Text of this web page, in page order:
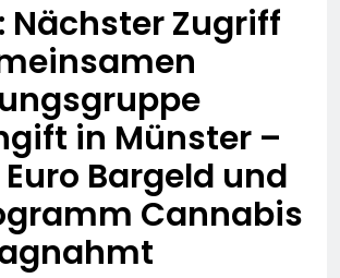
Nächster Zugriff
in Münster –
Bargeld und
Cannabis